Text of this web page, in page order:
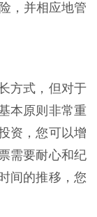
，并相应地管
方式，但对于
本原则非常重
资，您可以增
需要耐心和纪
间的推移，您